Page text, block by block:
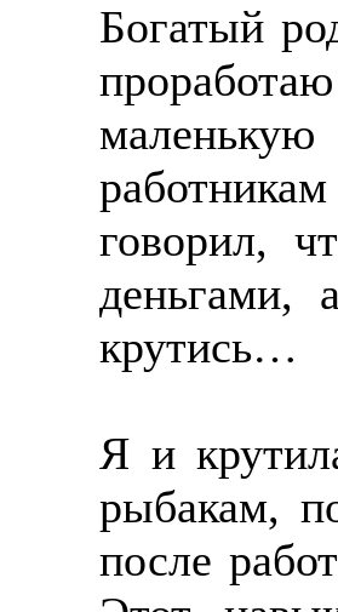
Богатый
маленькую
говорил,
деньгами,
крутись…
Я и
рыбакам,
после